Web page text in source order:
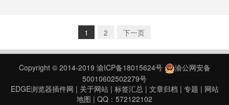
法】:1. 打开豆瓣电台，确认已经登
录（可以在douban.fm查看登录状
版本历史：v3.2.1修复无法……
1 2 下一页
Copyright © 2014-2019 渝ICP备18015624号
渝公网安备
50010602502279号
EDGE浏览器插件网 | 关于网站| 标签汇总| 文章归档 | 专题 | 网站
地图 | QQ：572122102